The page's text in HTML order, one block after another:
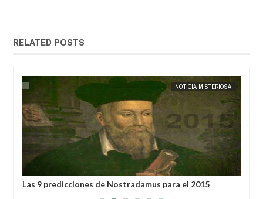
RELATED POSTS
NOTICIA MISTERIOSA
Las 9 predicciones de Nostradamus para el 2015